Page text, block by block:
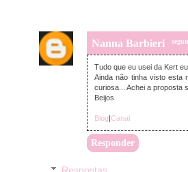
Nanna Barbieri
Tudo que eu usei da Kert
Ainda não tinha visto esta
curiosa... Achei a proposta
Beijos
Blog|Canal
Responder